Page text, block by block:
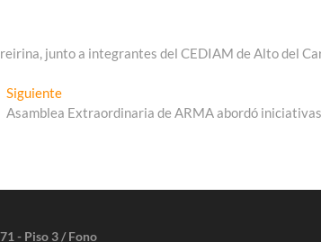
junto a integrantes del CEDIAM de Alto del
SiguienteEntrada
siguiente:
Asamblea Extraordinaria de ARMA abordó
- Piso 3 / Fono